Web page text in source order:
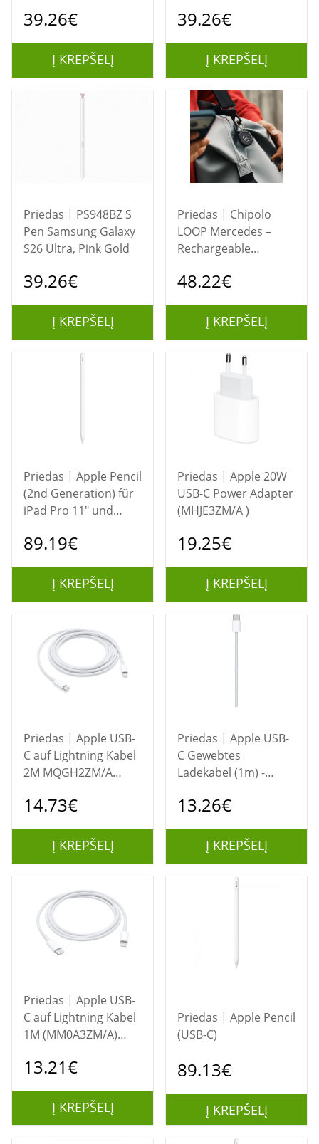
39.26€
Į KREPŠELĮ
39.26€
Į KREPŠELĮ
Priedas | PS948BZ S
Pen Samsung Galaxy
S26 Ultra, Pink Gold
39.26€
Į KREPŠELĮ
Priedas | Chipolo
LOOP Mercedes –
Rechargeable
with Silicone Loop for
48.22€
Į KREPŠELĮ
Priedas | Apple Pencil
(2nd Generation) für
iPad Pro 11" und
iPad Air (4.u.5. Gen)
89.19€
Į KREPŠELĮ
Priedas | Apple 20W
USB-C Power Adapter
(MHJE3ZM/A )
19.25€
Į KREPŠELĮ
Priedas | Apple USB-
C auf Lightning Kabel
2M MQGH2ZM/A
14.73€
Į KREPŠELĮ
Priedas | Apple USB-
C Gewebtes
Ladekabel (1m) -
13.26€
Į KREPŠELĮ
Priedas | Apple USB-
C auf Lightning Kabel
1M (MM0A3ZM/A)
13.21€
Į KREPŠELĮ
Priedas | Apple Pencil
(USB-C)
89.13€
Į KREPŠELĮ